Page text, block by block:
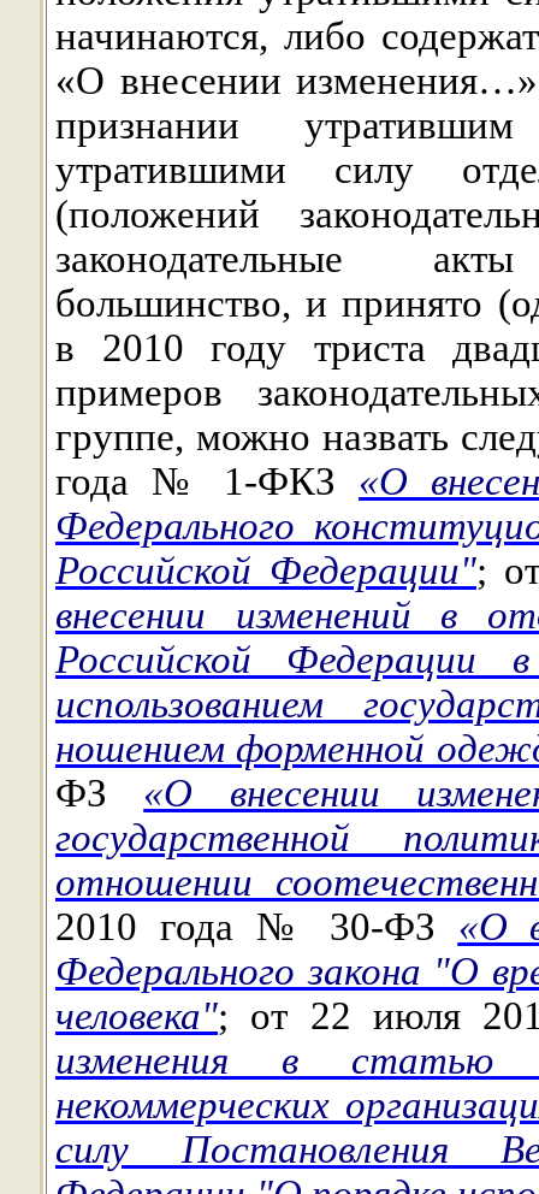
начинаются, либо
«О внесении
признании
утратившими силу
(положений
законодательные
большинство, и принято
в 2010году триста
примеров
группе, можно назвать
года № 1-ФКЗ «О
Федерального
Российской Федерации";
внесении изменений в
Российской Федерации
использованием
ношением форменной
ФЗ «О внесении
государственной
отношении
2010 года № 30-ФЗ «О
Федерального закона "О
человека"; от 22 июля
изменения в статью
некоммерческих
силу Постановления